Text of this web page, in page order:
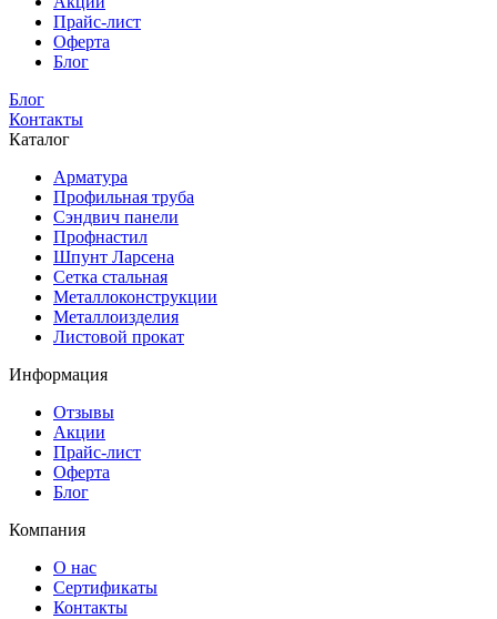
Прайс-лист
Оферта
Блог
Блог
Контакты
Каталог
Арматура
Профильная труба
Сэндвич панели
Профнастил
Шпунт Ларсена
Сетка стальная
Металлоконструкции
Металлоизделия
Листовой прокат
Информация
Отзывы
Акции
Прайс-лист
Оферта
Блог
Компания
О нас
Сертификаты
Контакты